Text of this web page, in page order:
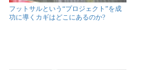
フットサルという“プロジェクト”を成
功に導くカギはどこにあるのか?